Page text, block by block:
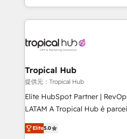
business growth strategies,
set-up, Migrations,
Ops Hub Software, inbound
bespoke web apps and
websites. Experienced in
Manufacturers, Fintech,
SaaS industries.
Tropical Hub
提供元：Tropical Hub
Elite HubSpot Partner |
LATAM A Tropical Hub é parceira Elite no Brasil,
focada em transformar
previsível. Implementamos
Elite5.0